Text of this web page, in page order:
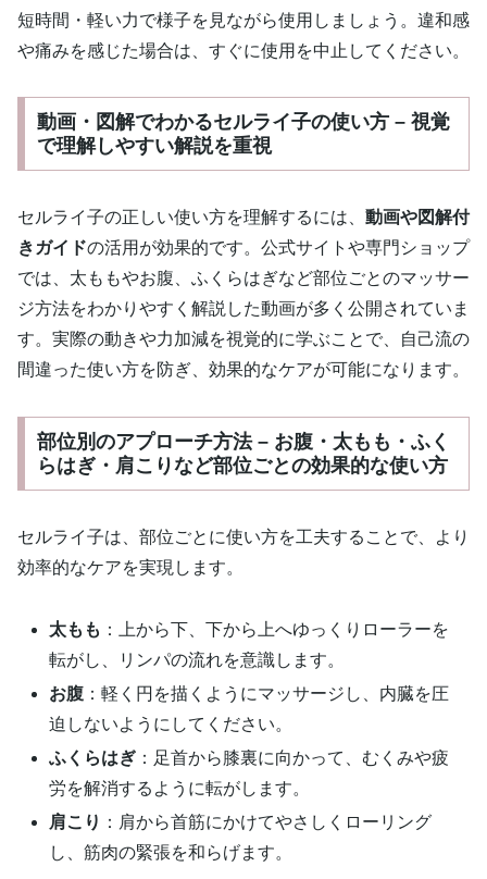
短時間・軽い力で様子を見ながら使用しましょう。違和感
や痛みを感じた場合は、すぐに使用を中止してください。
動画・図解でわかるセルライ子の使い方 – 視覚
で理解しやすい解説を重視
セルライ子の正しい使い方を理解するには、 動画や図解付
きガイドの活用が効果的です。公式サイトや専門ショップ
では、太ももやお腹、ふくらはぎなど部位ごとのマッサー
ジ方法をわかりやすく解説した動画が多く公開されていま
す。実際の動きや力加減を視覚的に学ぶことで、自己流の
間違った使い方を防ぎ、効果的なケアが可能になります。
部位別のアプローチ方法 – お腹・太もも・ふく
らはぎ・肩こりなど部位ごとの効果的な使い方
セルライ子は、部位ごとに使い方を工夫することで、より
効率的なケアを実現します。
太もも ：上から下、下から上へゆっくりローラーを
転がし、リンパの流れを意識します。
お腹 ：軽く円を描くようにマッサージし、内臓を圧
迫しないようにしてください。
ふくらはぎ ：足首から膝裏に向かって、むくみや疲
労を解消するように転がします。
肩こり ：肩から首筋にかけてやさしくローリング
し、筋肉の緊張を和らげます。